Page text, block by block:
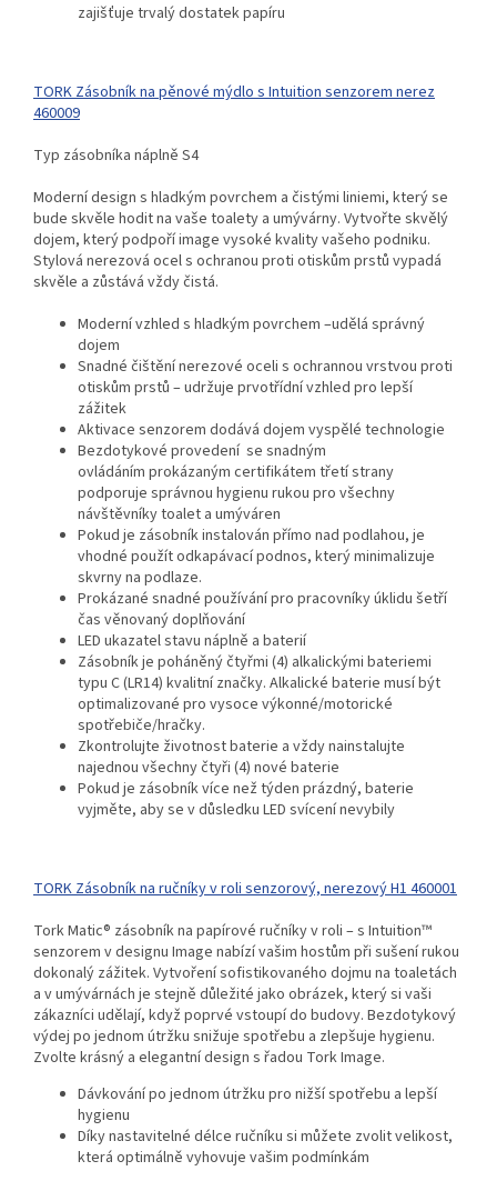
zajišťuje trvalý dostatek papíru
TORK Zásobník na pěnové mýdlo s Intuition senzorem nerez
460009
Typ zásobníka náplně S4
Moderní design s hladkým povrchem a čistými liniemi, který se
bude skvěle hodit na vaše toalety a umývárny. Vytvořte skvělý
dojem, který podpoří image vysoké kvality vašeho podniku.
Stylová nerezová ocel s ochranou proti otiskům prstů vypadá
skvěle a zůstává vždy čistá.
Moderní vzhled s hladkým povrchem –udělá správný
dojem
Snadné čištění nerezové oceli s ochrannou vrstvou proti
otiskům prstů – udržuje prvotřídní vzhled pro lepší
zážitek
Aktivace senzorem dodává dojem vyspělé technologie
Bezdotykové provedení se snadným
ovládáním prokázaným certifikátem třetí strany
podporuje správnou hygienu rukou pro všechny
návštěvníky toalet a umýváren
Pokud je zásobník instalován přímo nad podlahou, je
vhodné použít odkapávací podnos, který minimalizuje
skvrny na podlaze.
Prokázané snadné používání pro pracovníky úklidu šetří
čas věnovaný doplňování
LED ukazatel stavu náplně a baterií
Zásobník je poháněný čtyřmi (4) alkalickými bateriemi
typu C (LR14) kvalitní značky. Alkalické baterie musí být
optimalizované pro vysoce výkonné/motorické
spotřebiče/hračky.
Zkontrolujte životnost baterie a vždy nainstalujte
najednou všechny čtyři (4) nové baterie
Pokud je zásobník více než týden prázdný, baterie
vyjměte, aby se v důsledku LED svícení nevybily
TORK Zásobník na ručníky v roli senzorový, nerezový H1 460001
Tork Matic® zásobník na papírové ručníky v roli – s Intuition™
senzorem v designu Image nabízí vašim hostům při sušení rukou
dokonalý zážitek. Vytvoření sofistikovaného dojmu na toaletách
a v umývárnách je stejně důležité jako obrázek, který si vaši
zákazníci udělají, když poprvé vstoupí do budovy. Bezdotykový
výdej po jednom útržku snižuje spotřebu a zlepšuje hygienu.
Zvolte krásný a elegantní design s řadou Tork Image.
Dávkování po jednom útržku pro nižší spotřebu a lepší
hygienu
Díky nastavitelné délce ručníku si můžete zvolit velikost,
která optimálně vyhovuje vašim podmínkám